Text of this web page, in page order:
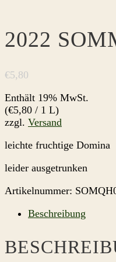
2022
€5,80
Enthält 19% MwSt.
(€5,80 / 1 L)
zzgl. Versand
leichte fruchtige Domina
leider ausgetrunken
Artikelnummer:
Beschreibung